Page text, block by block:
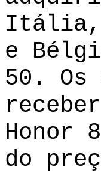
Itália,
e
50. Os
Honor
do